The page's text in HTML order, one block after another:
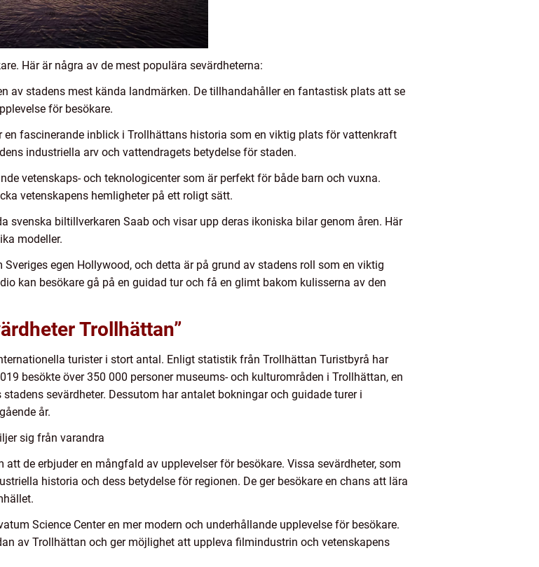
Här är några av de mest populära sevärdheterna:
av stadens mest kända landmärken. De tillhandahåller en fantastisk plats att se
för besökare.
fascinerande inblick i Trollhättans historia som en viktig plats för vattenkraft
industriella arv och vattendragets betydelse för staden.
vetenskaps- och teknologicenter som är perfekt för både barn och vuxna.
vetenskapens hemligheter på ett roligt sätt.
svenska biltillverkaren Saab och visar upp deras ikoniska bilar genom åren. Här
modeller.
egen Hollywood, och detta är på grund av stadens roll som en viktig
kan besökare gå på en guidad tur och få en glimt bakom kulisserna av den
Trollhättan”
turister i stort antal. Enligt statistik från Trollhättan Turistbyrå har
besökte över 350 000 personer museums- och kulturområden i Trollhättan, en
sevärdheter. Dessutom har antalet bokningar och guidade turer i
år.
sig från varandra
de erbjuder en mångfald av upplevelser för besökare. Vissa sevärdheter, som
historia och dess betydelse för regionen. De ger besökare en chans att lära
Science Center en mer modern och underhållande upplevelse för besökare.
av Trollhättan och ger möjlighet att uppleva filmindustrin och vetenskapens